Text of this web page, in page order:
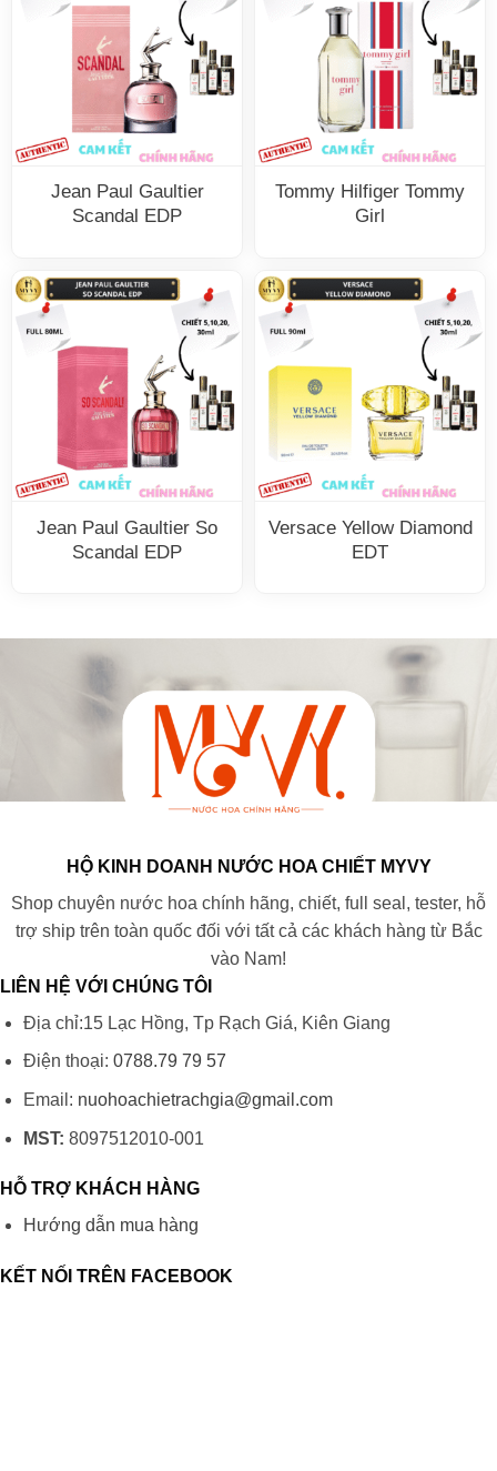
Jean Paul Gaultier
Scandal EDP
Tommy Hilfiger Tommy
Girl
Jean Paul Gaultier So
Scandal EDP
Versace Yellow Diamond
EDT
HỘ KINH DOANH NƯỚC HOA CHIẾT MYVY
Shop chuyên nước hoa chính hãng, chiết, full seal, tester, hỗ
trợ ship trên toàn quốc đối với tất cả các khách hàng từ Bắc
vào Nam!
LIÊN HỆ VỚI CHÚNG TÔI
Địa chỉ:15 Lạc Hồng, Tp Rạch Giá, Kiên Giang
Điện thoại: 0788.79 79 57
Email: nuohoachietrachgia@gmail.com
MST: 8097512010-001
HỖ TRỢ KHÁCH HÀNG
Hướng dẫn mua hàng
KẾT NỐI TRÊN FACEBOOK